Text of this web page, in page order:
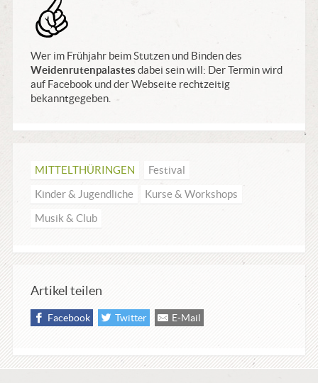
Wer im Frühjahr beim Stutzen und Binden des
Weidenrutenpalastes dabei sein will: Der Termin wird
auf Facebook und der Webseite rechtzeitig
bekanntgegeben.
MITTEL­THÜRINGEN
Festival
Kinder & Jugendliche
Kurse & Workshops
Musik & Club
Artikel teilen
Facebook Twitter E-Mail